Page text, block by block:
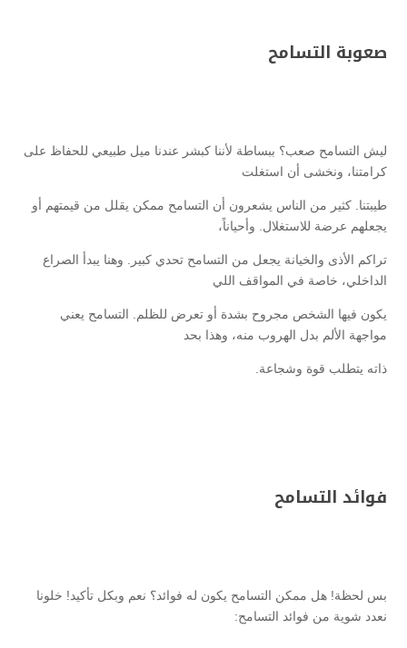
صعوبة التسامح
ليش التسامح صعب؟ ببساطة لأننا كبشر عندنا ميل طبيعي للحفاظ على
كرامتنا، ونخشى أن استغلت
طيبتنا. كثير من الناس يشعرون أن التسامح ممكن يقلل من قيمتهم أو
يجعلهم عرضة للاستغلال. وأحياناً،
تراكم الأذى والخيانة يجعل من التسامح تحدي كبير. وهنا يبدأ الصراع
الداخلي، خاصة في المواقف اللي
يكون فيها الشخص مجروح بشدة أو تعرض للظلم. التسامح يعني
مواجهة الألم بدل الهروب منه، وهذا بحد
ذاته يتطلب قوة وشجاعة.
فوائد التسامح
بس لحظة! هل ممكن التسامح يكون له فوائد؟ نعم وبكل تأكيد! خلونا
نعدد شوية من فوائد التسامح: